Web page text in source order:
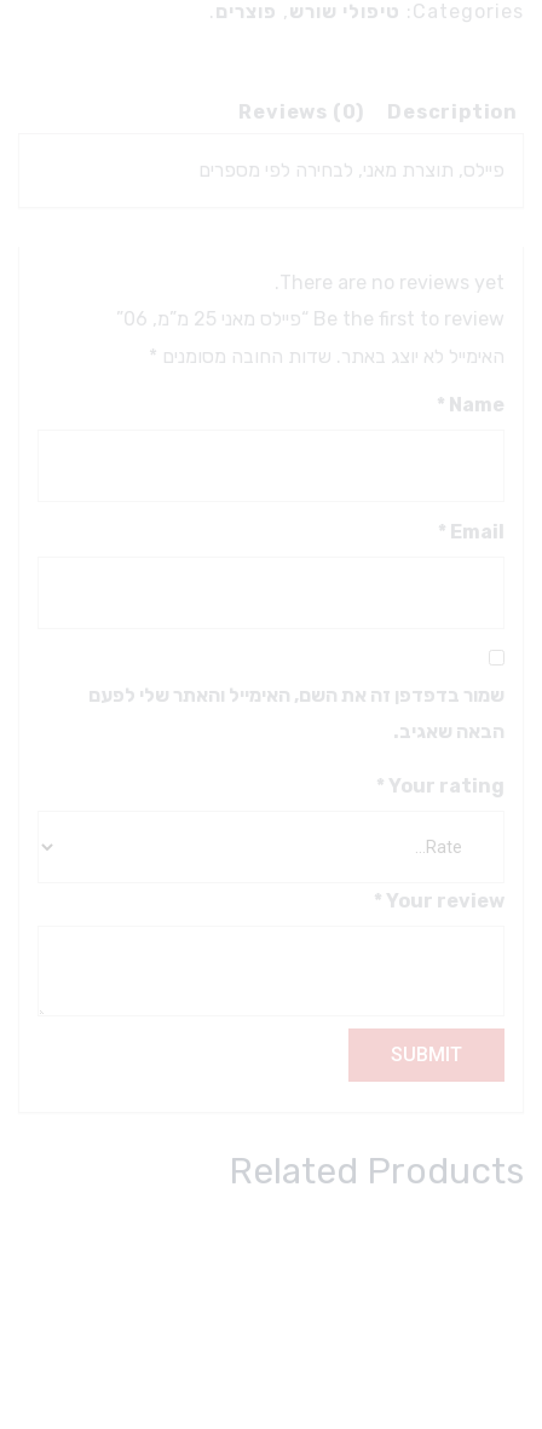
Categories: טיפולי שורש,פוצרים.
Description
Reviews (0)
פיילס, תוצרת מאני, לבחירה לפי מספרים
There are no reviews yet.
Be the first to review “פיילס מאני 25 מ”מ, 06”
האימייל לא יוצג באתר. שדות החובה מסומנים*
Name
*
Email
*
שמור בדפדפן זה את השם, האימייל והאתר שלי לפעם
הבאה שאגיב.
Your rating
*
Your review
*
Related Products